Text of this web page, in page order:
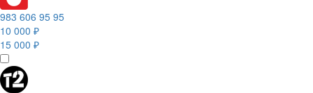
983 606 95 95
10 000 ₽
15 000 ₽